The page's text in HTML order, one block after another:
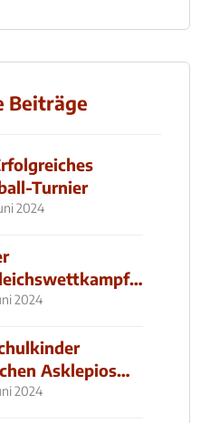
Beiträge
Turnier
2024
2024
Asklepios
2024